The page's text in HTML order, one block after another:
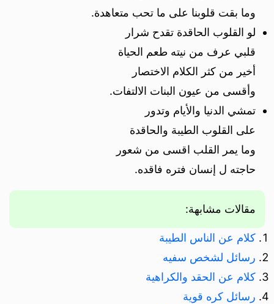
وما بقت قلوبنا على ما تحب متعاهدة.
لو القلوب الحاقدة تقدح شرار
قلبي عرف من نيته طعم الحياة
أخير من كثر الكلام الاختصار
وأقسى من عيون البنات الالتفات.
تمشي الدنيا والأيام وتدور
على القلوب الطيبة والحاقدة
وما يمر القلب اقسى من شعور
حاجته ل إنسان فتره فاقده.
مقالات مشابهة:
كلام عن الناس الطيبة
رسائل لشخص سفيه
كلام عن الحقد والكراهية
رسائل كره قوية